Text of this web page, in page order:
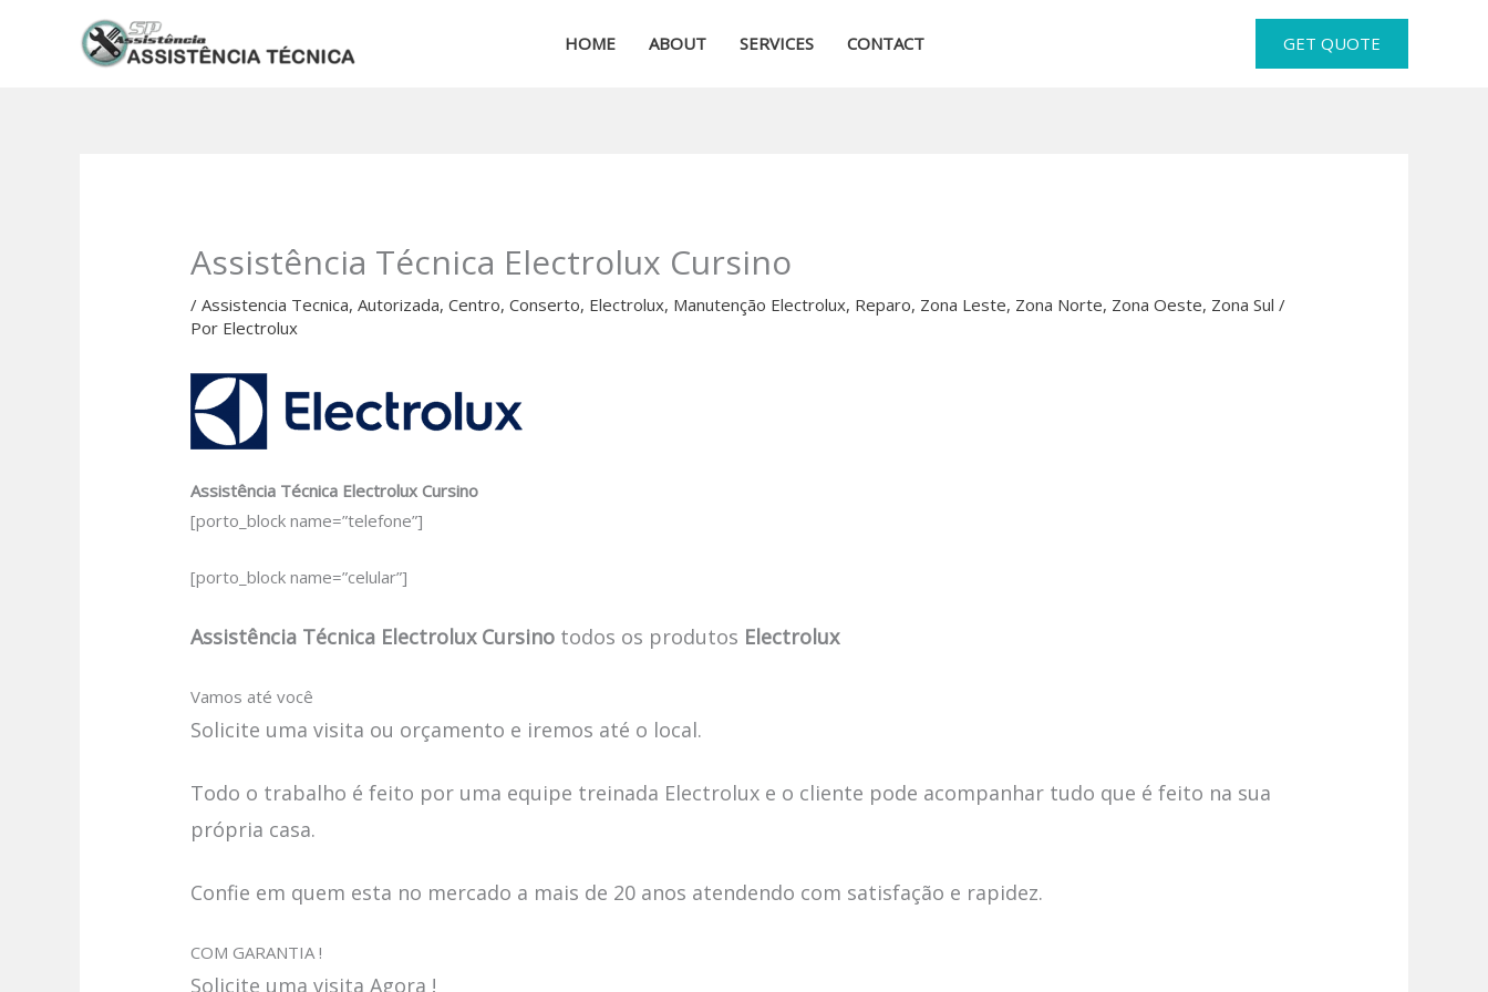
HOME ABOUT SERVICES CONTACT GET QUOTE
Assistência Técnica Electrolux Cursino
/Assistencia Tecnica,Autorizada,Centro,Conserto, Electrolux, Manutenção Electrolux, Reparo, Zona Leste, Zona Norte, Zona Oeste, Zona Sul /
Por Electrolux
Assistência Técnica Electrolux Cursino
[porto_block name=”telefone”]
[porto_block name=”celular”]
Assistência Técnica Electrolux Cursino todos os produtos Electrolux
Vamos até você
Solicite uma visita ou orçamento e iremos até o local.
Todo o trabalho é feito por uma equipe treinada Electrolux e o cliente pode acompanhar tudo que é feito na sua
própria casa.
Confie em quem esta no mercado a mais de 20 anos atendendo com satisfação e rapidez.
COM GARANTIA !
Solicite uma visita Agora !